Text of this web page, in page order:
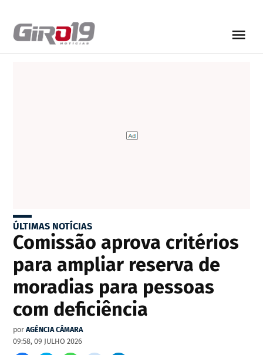
ÚLTIMAS NOTÍCIAS
Comissão aprova critérios
para ampliar reserva de
moradias para pessoas
com deficiência
por AGÊNCIA CÂMARA
09:58, 09 JULHO 2026